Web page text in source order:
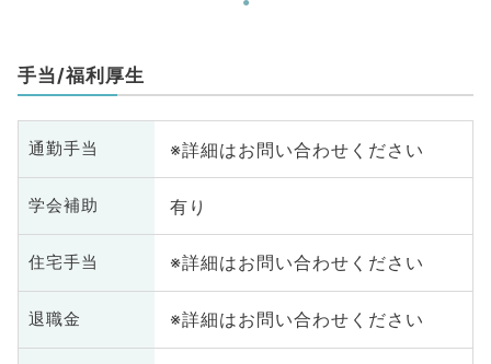
腸・肛門外科、脊髄・脊椎外科
手当/福利厚生
通勤手当 ※詳細はお問い合わせください
学会補助 有り
住宅手当 ※詳細はお問い合わせください
退職金 ※詳細はお問い合わせください